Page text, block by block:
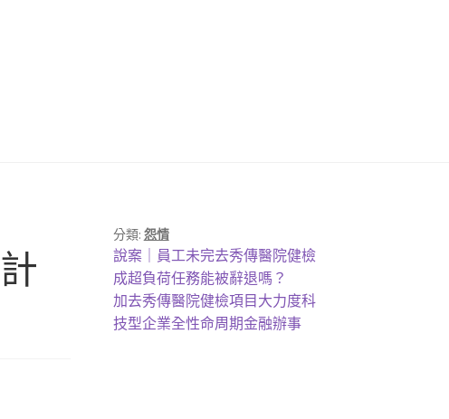
分類: 怨情
上
一
篇
文
說案｜員工未完去秀傳醫院健檢
成超負荷任務能被辭退嗎？
下
一
加去秀傳醫院健檢項目大力度科
技型企業全性命周期金融辦事